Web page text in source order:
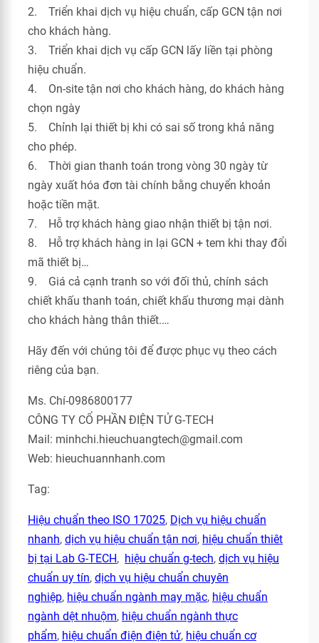
2. Triển khai dịch vụ hiệu chuẩn, cấp GCN tận nơi
cho khách hàng.
3. Triển khai dịch vụ cấp GCN lấy liền tại phòng
hiệu chuẩn.
4. On-site tận nơi cho khách hàng, do khách hàng
chọn ngày
5. Chỉnh lại thiết bị khi có sai số trong khả năng
cho phép.
6. Thời gian thanh toán trong vòng 30 ngày từ
ngày xuất hóa đơn tài chính bằng chuyển khoản
hoặc tiền mặt.
7. Hỗ trợ khách hàng giao nhận thiết bị tận nơi.
8. Hỗ trợ khách hàng in lại GCN + tem khi thay đổi
mã thiết bị…
9. Giá cả cạnh tranh so với đối thủ, chính sách
chiết khấu thanh toán, chiết khấu thương mại dành
cho khách hàng thân thiết.…
Hãy đến với chúng tôi để được phục vụ theo cách
riêng của bạn.
Ms. Chí-0986800177
CÔNG TY CỔ PHẦN ĐIỆN TỬ G-TECH
Mail: minhchi.hieuchuangtech@gmail.com
Web: hieuchuannhanh.com
Tag:
Hiệu chuẩn theo ISO 17025, Dịch vụ hiệu chuẩn
nhanh, dịch vụ hiệu chuẩn tận nơi, hiệu chuẩn thiêt
bị tại Lab G-TECH, hiệu chuẩn g-tech, dịch vụ hiệu
chuẩn uy tín, dịch vụ hiệu chuẩn chuyên
nghiệp, hiệu chuẩn ngành may mặc, hiệu chuẩn
ngành dệt nhuộm, hiệu chuẩn ngành thực
phẩm, hiệu chuẩn điện điện tử, hiệu chuẩn cơ